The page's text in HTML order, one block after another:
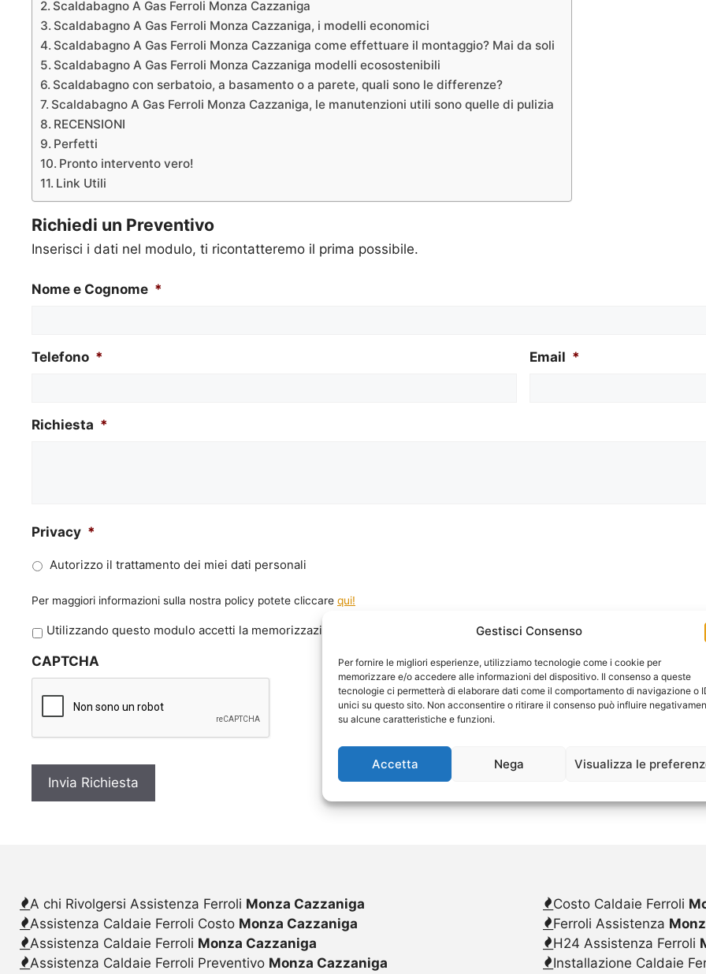
Gestisci Consenso
Per fornire le migliori esperienze, utilizziamo tecnologie come i cookie per
memorizzare e/o accedere alle informazioni del dispositivo. Il consenso a queste
tecnologie ci permetterà di elaborare dati come il comportamento di navigazione o
unici su questo sito. Non acconsentire o ritirare il consenso può influire
su alcune caratteristiche e funzioni.
Accetta Nega Visualizza le
Scaldabagno A Gas Ferroli Monza Cazzaniga
Scaldabagno A Gas Ferroli Monza Cazzaniga, i modelli economici
Scaldabagno A Gas Ferroli Monza Cazzaniga come effettuare il montaggio? Mai da soli
Scaldabagno A Gas Ferroli Monza Cazzaniga modelli ecosostenibili
Scaldabagno con serbatoio, a basamento o a parete, quali sono le differenze?
Scaldabagno A Gas Ferroli Monza Cazzaniga, le manutenzioni utili sono quelle di pulizia
RECENSIONI
Perfetti
Pronto intervento vero!
Link Utili
Richiedi un Preventivo
Inserisci i dati nel modulo, ti ricontatteremo il prima possibile.
Nome e Cognome *
Telefono * Email *
Richiesta *
Privacy *
Autorizzo il trattamento dei miei dati personali
Per maggiori informazioni sulla nostra policy potete cliccare qui!
P
i
v
y
Utilizzando questo modulo accetti la memorizzazione e la gestione dei tuoi dati da questo sito web.
CAPTCHA
A chi Rivolgersi Assistenza Ferroli Monza Cazzaniga
Assistenza Caldaie Ferroli Costo Monza Cazzaniga
Assistenza Caldaie Ferroli Monza Cazzaniga
Assistenza Caldaie Ferroli Preventivo Monza Cazzaniga
Costo Caldaie Ferroli
Ferroli Assistenza
H24 Assistenza Ferroli
Installazione Caldaie